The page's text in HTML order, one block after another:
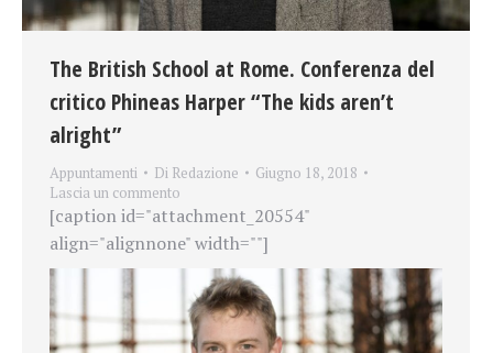
The British School at Rome. Conferenza del
critico Phineas Harper “The kids aren’t
alright”
Appuntamenti Di Redazione
Giugno 18, 2018
Lascia un commento
[caption id="attachment_20554"
align="alignnone" width=""]